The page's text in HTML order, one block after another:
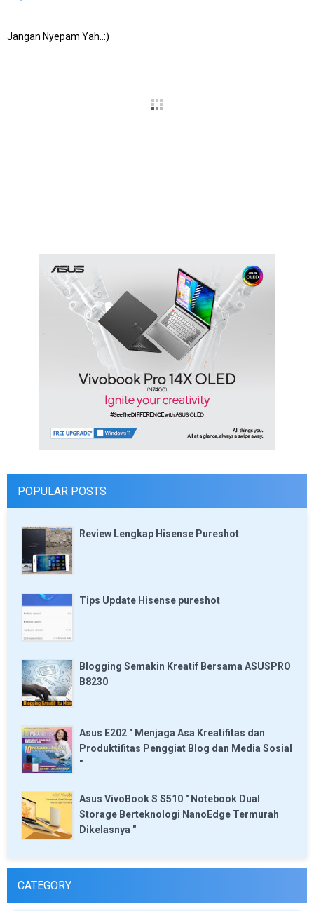
Jangan Nyepam Yah..:)
POPULAR POSTS
Review Lengkap Hisense Pureshot
Tips Update Hisense pureshot
Blogging Semakin Kreatif Bersama ASUSPRO
B8230
Asus E202 " Menjaga Asa Kreatifitas dan
Produktifitas Penggiat Blog dan Media Sosial
"
Asus VivoBook S S510 " Notebook Dual
Storage Berteknologi NanoEdge Termurah
Dikelasnya "
CATEGORY